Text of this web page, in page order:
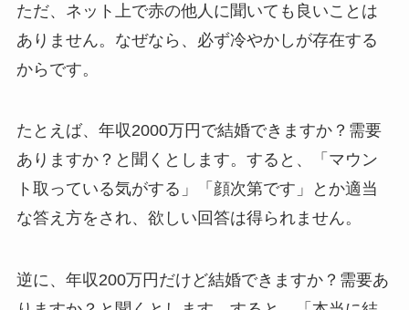
ただ、ネット上で赤の他人に聞いても良いことは
ありません。なぜなら、必ず冷やかしが存在する
からです。
たとえば、年収2000万円で結婚できますか？需要
ありますか？と聞くとします。すると、「マウン
ト取っている気がする」「顔次第です」とか適当
な答え方をされ、欲しい回答は得られません。
逆に、年収200万円だけど結婚できますか？需要あ